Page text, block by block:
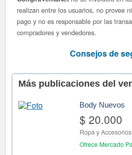
realizan entre los usuarios, no provee
pago y no es responsable por las
compradores y vendedores.
Consejos de
Más publicaciones del
Body Nuevos
$ 20.000
Ropa y Accesorios
Ofrece Mercado